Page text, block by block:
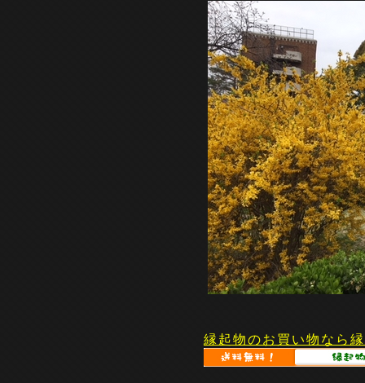
縁起物のお買い物なら